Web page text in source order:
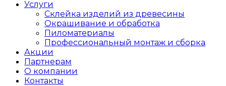
Услуги
Склейка изделий из древесины
Окрашивание и обработка
Пиломатериалы
Профессиональный монтаж и сборка
Акции
Партнерам
О компании
Контакты